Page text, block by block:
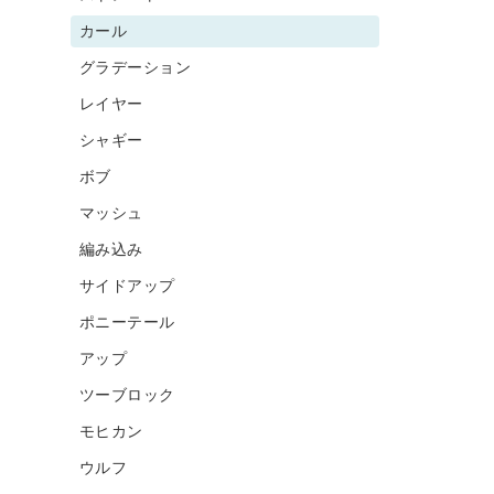
カール
グラデーション
レイヤー
シャギー
ボブ
マッシュ
編み込み
サイドアップ
ポニーテール
アップ
ツーブロック
モヒカン
ウルフ